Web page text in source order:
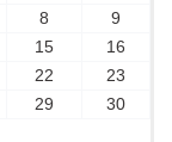
8
9
15
16
22
23
29
30